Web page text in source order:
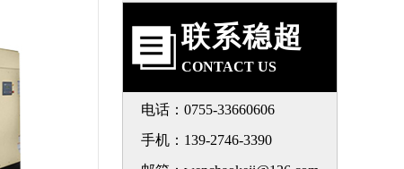
联系稳超
CONTACT US
电话：0755-33660606
手机：139-2746-3390